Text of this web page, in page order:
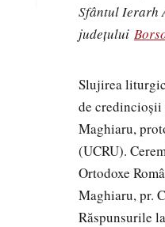
Sfântul Ierarh
județului
Slujirea
de
Maghiaru,
(UCRU).
Ortodoxe
Maghiaru, pr.
Răspunsurile